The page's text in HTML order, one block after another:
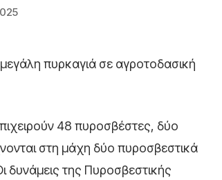
πυρκαγιά σε αγροτοδασική
48 πυροσβέστες, δύο
στη μάχη δύο πυροσβεστικά
της Πυροσβεστικής